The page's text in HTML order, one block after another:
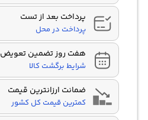
پرداخت بعد از تست
پرداخت در محل
هفت روز تضمین تعویض
شرایط برگشت کالا
ضمانت ارزانترین قیمت
کمترین قیمت کل کشور